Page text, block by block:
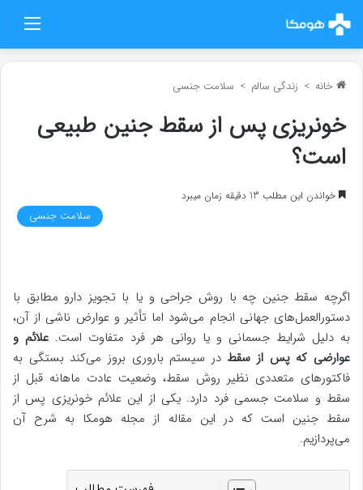
خانه > زندگی سالم > سلامت جنسی
خونریزی پس از سقط جنین طبیعی
است؟
خواندن این مطلب 13 دقیقه زمان میبرد
سلامت جنسی
اگرچه سقط جنین چه با روش جراحی و یا با تجویز دارو مطابق با
دستورالعمل‌های جهانی انجام می‌شود اما تأثیر و عوارض ناشی از آن،
به دلیل شرایط جسمانی و یا روانی هر فرد متفاوت است. علائم و
عوارضی که پس از سقطدر سیستم باروری بروز می‌کند بستگی به
فاکتورهای متعددی نظیر روش سقط، وضعیت عادت ماهانه قبل از
سقط و سلامت جسمی فرد دارد. یکی از این علائم خونریزی پس از
سقط جنین است که در این مقاله از مجله هومکا به شرح آن
می‌پردازیم.